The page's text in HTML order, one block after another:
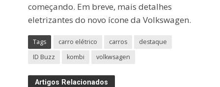
começando. Em breve, mais detalhes
eletrizantes do novo ícone da Volkswagen.
Tags carro elétrico carros
destaque
ID Buzz
kombi volkwsagen
Artigos Relacionados